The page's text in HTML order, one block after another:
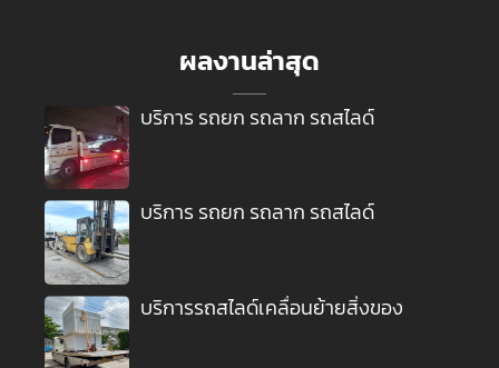
ผลงานล่าสุด
บริการ รถยก รถลาก รถสไลด์
บริการ รถยก รถลาก รถสไลด์
บริการรถสไลด์เคลื่อนย้ายสิ่งของ